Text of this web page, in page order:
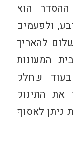
ההסדר הוא
ולפעמים
להאריך
המעונות
שחלק
את התינוק
ניתן לאסוף